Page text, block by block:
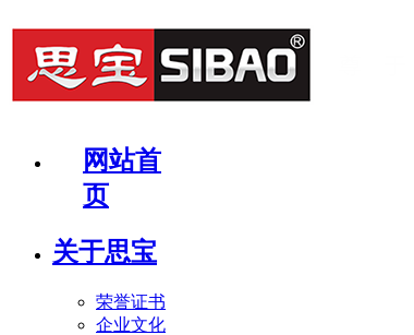
网站首
页
关于思宝
荣誉证书
企业文化